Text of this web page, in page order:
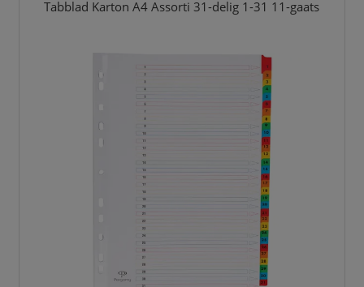
Tabblad Karton A4 Assorti 31-delig 1-31 11-gaats